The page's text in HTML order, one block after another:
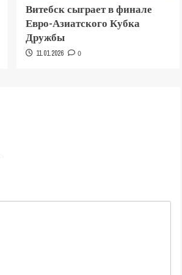
Витебск сыграет в финале
Евро-Азиатского Кубка
Дружбы
11.01.2026 0